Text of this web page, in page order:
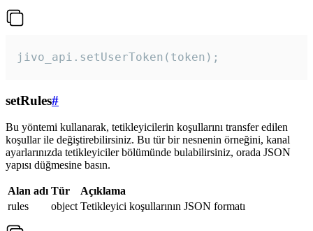
jivo_api.setUserToken(token);
setRules#
Bu yöntemi kullanarak, tetikleyicilerin koşullarını transfer edilen
koşullar ile değiştirebilirsiniz. Bu tür bir nesnenin örneğini, kanal
ayarlarınızda tetikleyiciler bölümünde bulabilirsiniz, orada JSON
yapısı düğmesine basın.
Alan adı Tür
Açıklama
rules
object Tetikleyici koşullarının JSON formatı